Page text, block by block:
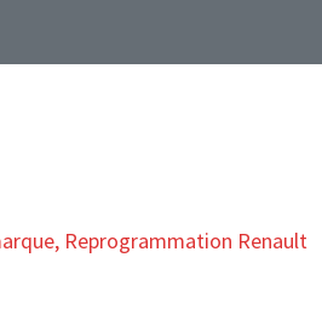
, Reprogrammation Renault